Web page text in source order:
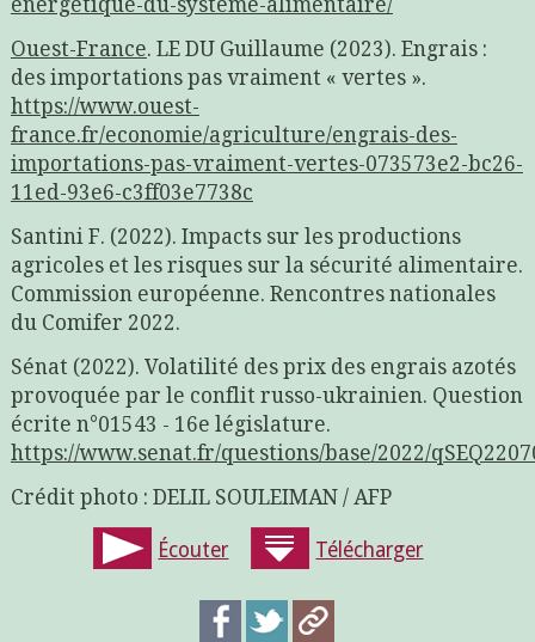
energetique-du-systeme-alimentaire/
Ouest-France. LE DU Guillaume (2023). Engrais :
des importations pas vraiment « vertes ».
https://www.ouest-
france.fr/economie/agriculture/engrais-des-
importations-pas-vraiment-vertes-073573e2-bc26-
11ed-93e6-c3ff03e7738c
Santini F. (2022). Impacts sur les productions
agricoles et les risques sur la sécurité alimentaire.
Commission européenne. Rencontres nationales
du Comifer 2022.
Sénat (2022). Volatilité des prix des engrais azotés
provoquée par le conflit russo-ukrainien. Question
écrite n°01543 - 16e législature.
https://www.senat.fr/questions/base/2022/
Crédit photo : DELIL SOULEIMAN / AFP
Écouter Télécharger